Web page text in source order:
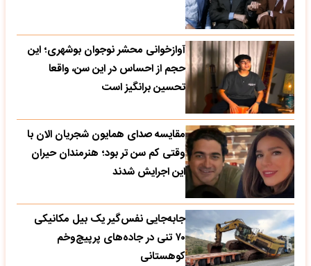
آوازخوانی محشر نوجوان بوشهری؛ این
حجم از احساس در این سن، واقعا
تحسین‌ برانگیز است
مقایسه صدای همایون شجریان الان با
وقتی کم سن تر بود؛ هنرمندان حیران
این اجرایش شدند
جابه‌جایی نفس‌گیر یک بیل مکانیکی
۷۰ تنی در جاده‌های پرپیچ‌وخم
کوهستانی